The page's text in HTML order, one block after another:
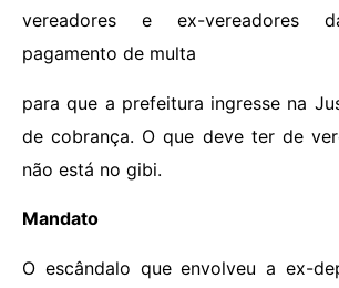
vereadores e ex-vereadores
pagamento de multa
para que a prefeitura ingresse na
de cobrança. O que deve ter de
não está no gibi.
Mandato
O escândalo que envolveu a ex-